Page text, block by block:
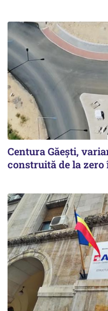
Centura Găești,
construită de la